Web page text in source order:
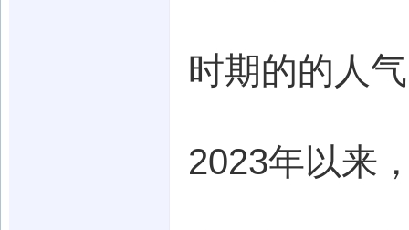
时期的的人
2023年以来